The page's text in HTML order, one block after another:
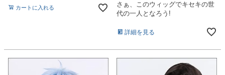
カートに入れる
さぁ、このウィッグでキセキの世
代の一人となろう!
詳細を見る